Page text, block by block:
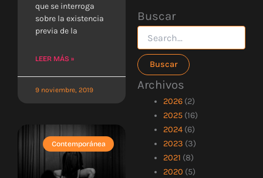
Buscar
Buscar
por:
Archivos
2026(2)
2025(16)
2024(6)
2023 (3)
2021 (8)
2020 (5)
que se interroga
sobre la existencia
previa de la
LEER MÁS »
9 noviembre, 2019
Contemporánea